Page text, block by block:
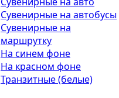
Сувенирные на автобусы
Сувенирные на
маршрутку
На синем фоне
На красном фоне
Транзитные (белые)